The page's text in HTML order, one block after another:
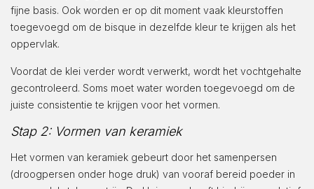
fijne basis. Ook worden er op dit moment vaak kleurstoffen
toegevoegd om de bisque in dezelfde kleur te krijgen als het
oppervlak.
Voordat de klei verder wordt verwerkt, wordt het vochtgehalte
gecontroleerd. Soms moet water worden toegevoegd om de
juiste consistentie te krijgen voor het vormen.
Stap 2: Vormen van keramiek
Het vormen van keramiek gebeurt door het samenpersen
(droogpersen onder hoge druk) van vooraf bereid poeder in